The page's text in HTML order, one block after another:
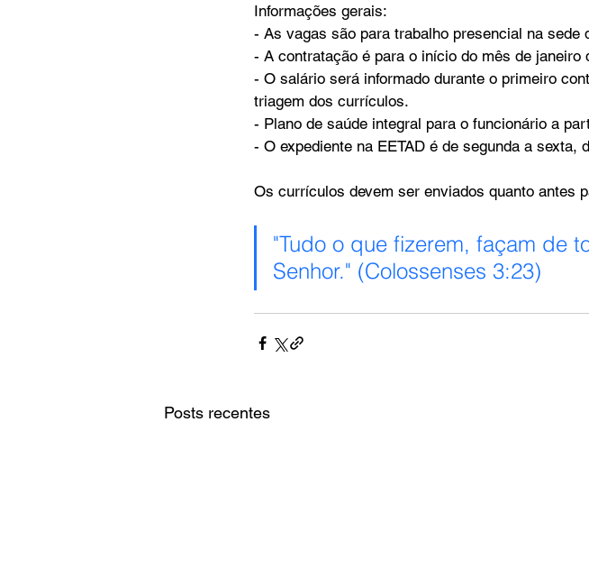
Informações gerais:
- As vagas são para trabalho presencial na sede
- ⁠A contratação é para o início do mês de janeiro
- ⁠O salário será informado durante o primeiro
triagem dos currículos.
- ⁠Plano de saúde integral para o funcionário a
- ⁠O expediente na EETAD é de segunda a sexta,
Os currículos devem ser enviados quanto antes
"Tudo o que fizerem, façam de
Senhor." (Colossenses 3:23)
Posts recentes